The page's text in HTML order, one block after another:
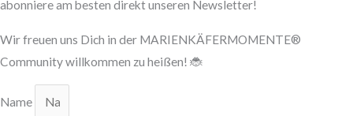
abonniere am besten direkt unseren Newsletter!
Wir freuen uns Dich in der MARIENKÄFERMOMENTE®
Community willkommen zu heißen! 🐞
Name